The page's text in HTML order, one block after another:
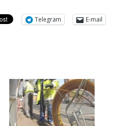
Telegram
E-mail